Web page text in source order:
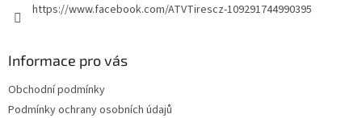
https://www.facebook.com/ATVTirescz-109291744990395
Informace pro vás
Obchodní podmínky
Podmínky ochrany osobních údajů